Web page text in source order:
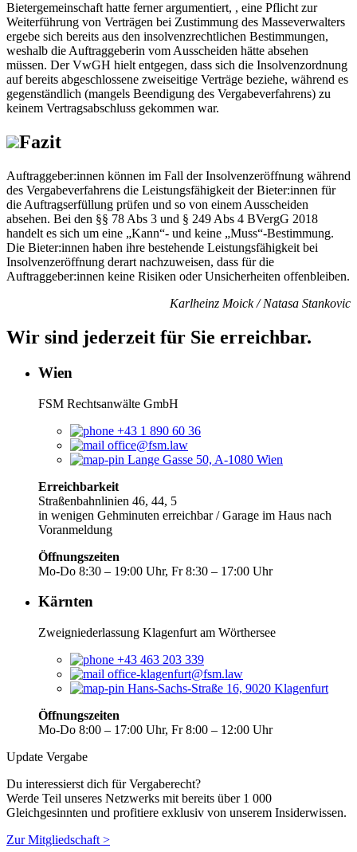
Bietergemeinschaft hatte ferner argumentiert, , eine Pflicht zur
Weiterführung von Verträgen bei Zustimmung des Masseverwalters
ergebe sich bereits aus den insolvenzrechtlichen Bestimmungen,
weshalb die Auftraggeberin vom Ausscheiden hätte absehen
müssen. Der VwGH hielt entgegen, dass sich die Insolvenzordnung
auf bereits abgeschlossene zweiseitige Verträge beziehe, während es
gegenständlich (mangels Beendigung des Vergabeverfahrens) zu
keinem Vertragsabschluss gekommen war.
Fazit
Auftraggeber:innen können im Fall der Insolvenzeröffnung während
des Vergabeverfahrens die Leistungsfähigkeit der Bieter:innen für
die Auftragserfüllung prüfen und so von einem Ausscheiden
absehen. Bei den §§ 78 Abs 3 und § 249 Abs 4 BVergG 2018
handelt es sich um eine „Kann“- und keine „Muss“-Bestimmung.
Die Bieter:innen haben ihre bestehende Leistungsfähigkeit bei
Insolvenzeröffnung derart nachzuweisen, dass für die
Auftraggeber:innen keine Risiken oder Unsicherheiten offenbleiben.
Karlheinz Moick / Natasa Stankovic
Wir sind jederzeit für Sie erreichbar.
Wien
FSM Rechtsanwälte GmbH
+43 1 890 60 36
office@fsm.law
Lange Gasse 50, A-1080 Wien
Erreichbarkeit
Straßenbahnlinien 46, 44, 5
in wenigen Gehminuten erreichbar / Garage im Haus nach
Voranmeldung
Öffnungszeiten
Mo-Do 8:30 – 19:00 Uhr, Fr 8:30 – 17:00 Uhr
Kärnten
Zweigniederlassung Klagenfurt am Wörthersee
+43 463 203 339
office-klagenfurt@fsm.law
Hans-Sachs-Straße 16, 9020 Klagenfurt
Öffnungszeiten
Mo-Do 8:00 – 17:00 Uhr, Fr 8:00 – 12:00 Uhr
Update Vergabe
Du interessierst dich für Vergaberecht?
Werde Teil unseres Netzwerks mit bereits über 1 000
Gleichgesinnten und profitiere exklusiv von unserem Insiderwissen.
Zur Mitgliedschaft >